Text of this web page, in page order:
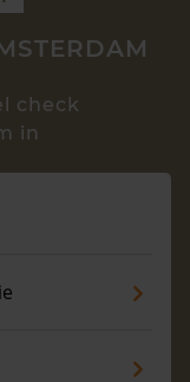
check
in